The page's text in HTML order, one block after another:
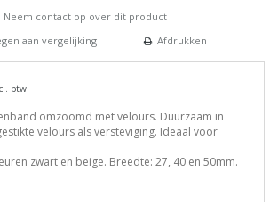
Neem contact op over dit product
aan vergelijking
Afdrukken
btw
omzoomd met velours. Duurzaam in
velours als versteviging. Ideaal voor
zwart en beige. Breedte: 27, 40 en 50mm.